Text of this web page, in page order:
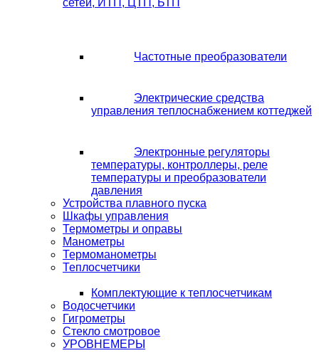
сетей, ИТП, ЦТП, БТП
Частотные преобразователи
Электрические средства
управления теплоснабжением коттеджей
Электронные регуляторы
температуры, контроллеры, реле
температуры и преобразователи
давления
Устройства плавного пуска
Шкафы управления
Термометры и оправы
Манометры
Термоманометры
Теплосчетчики
Комплектующие к теплосчетчикам
Водосчетчики
Гигрометры
Стекло смотровое
УРОВНЕМЕРЫ